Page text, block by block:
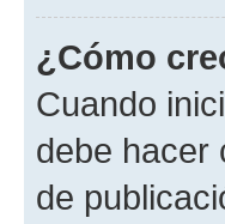
¿Cómo
Cuando
debe hacer
de